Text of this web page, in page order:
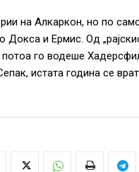
на Алкаркон, но по
Докса и Ермис. Од
го водеше
истата година се